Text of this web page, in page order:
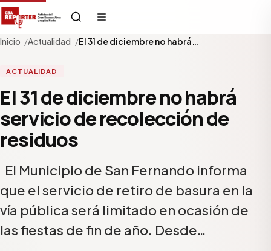
Inicio Actualidad El 31 de diciembre no habrá…
ACTUALIDAD
El 31 de diciembre no habrá
servicio de recolección de
residuos
El Municipio de San Fernando informa
que el servicio de retiro de basura en la
vía pública será limitado en ocasión de
las fiestas de fin de año. Desde…